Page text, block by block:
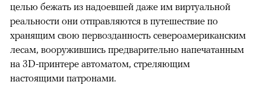
целью бежать из надоевшей даже им виртуальной
реальности они отправляются в путешествие по
хранящим свою первозданность североамериканским
лесам, вооружившись предварительно напечатанным
на 3D-принтере автоматом, стреляющим
настоящими патронами.